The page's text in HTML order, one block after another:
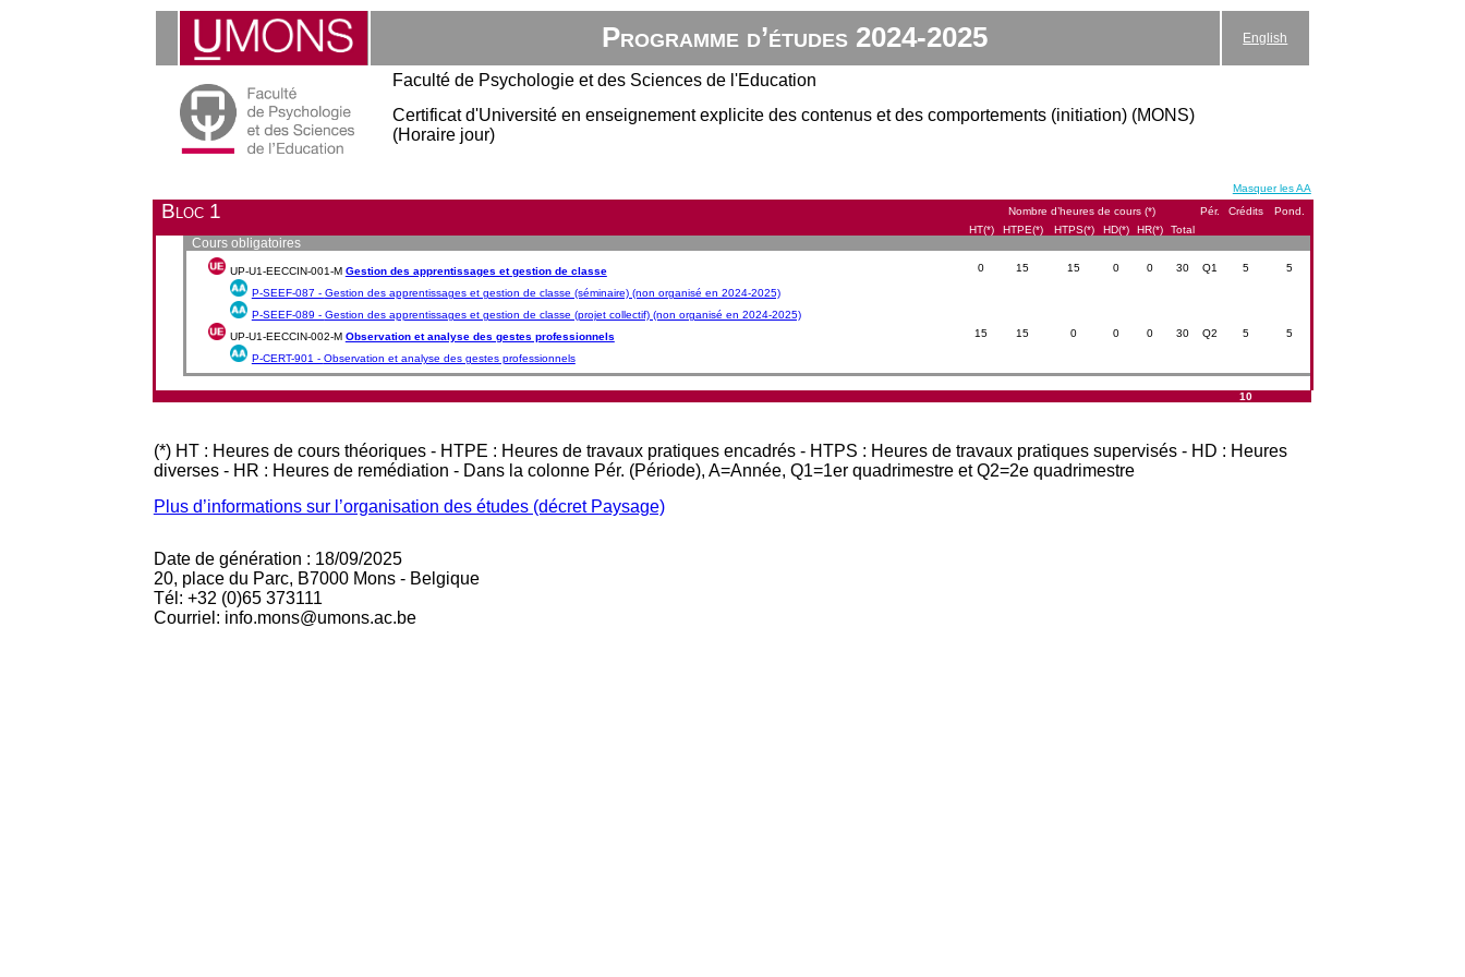
Programme d’études 2024-2025 English
Faculté de Psychologie et des Sciences de l'Education
Certificat d'Université en enseignement explicite des contenus et des comportements (initiation) (MONS)
(Horaire jour)
Masquer les AA
Bloc 1 Nombre d’heures de cours (*) Pér. Crédits
Pond.
HT(*)
HTPE(*) HTPS(*) HD(*) HR(*) Total
Cours obligatoires
UP-U1-EECCIN-001-M Gestion des apprentissages et gestion de classe 0 15 15 0 0 30 Q1 5 5
P-SEEF-087 - Gestion des apprentissages et gestion de classe (séminaire) (non organisé en 2024-2025)
P-SEEF-089 - Gestion des apprentissages et gestion de classe (projet collectif) (non organisé en 2024-2025)
UP-U1-EECCIN-002-M Observation et analyse des gestes professionnels 15 15 0 0 0 30 Q2 5 5
P-CERT-901 - Observation et analyse des gestes professionnels
10
(*) HT : Heures de cours théoriques - HTPE : Heures de travaux pratiques encadrés - HTPS : Heures de travaux pratiques supervisés - HD : Heures
diverses - HR : Heures de remédiation - Dans la colonne Pér. (Période), A=Année, Q1=1er quadrimestre et Q2=2e quadrimestre
Plus d’informations sur l’organisation des études (décret Paysage)
Date de génération : 18/09/2025
20, place du Parc, B7000 Mons - Belgique
Tél: +32 (0)65 373111
Courriel: info.mons@umons.ac.be